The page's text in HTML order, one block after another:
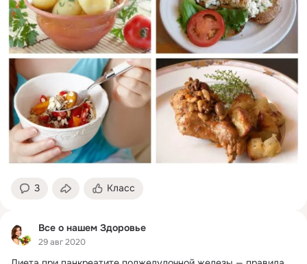
3 Класс
Все о нашем Здоровье
29 авг 2020